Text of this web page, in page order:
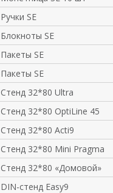
Ручки SE
Блокноты SE
Пакеты SE
Пакеты SE
Стенд 32*80 Ultra
Стенд 32*80 OptiLine 45
Стенд 32*80 Acti9
Стенд 32*80 Mini Pragma
Стенд 32*80 «Домовой»
DIN-стенд Easy9